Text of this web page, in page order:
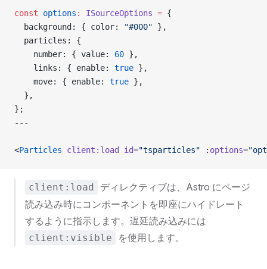
const options : ISourceOptions = {
  background: { color:
"#000" },
  particles: {
    number: { value:
60 },
    links: { enable:
true },
    move: { enable:
true },
  },
};
---
<Particles client:load id="tsparticles" : options=
client:load
ディレクティブは、Astro にページ
読み込み時にコンポーネントを即座にハイドレート
するように指示します。遅延読み込みには
client:visible を使用します。